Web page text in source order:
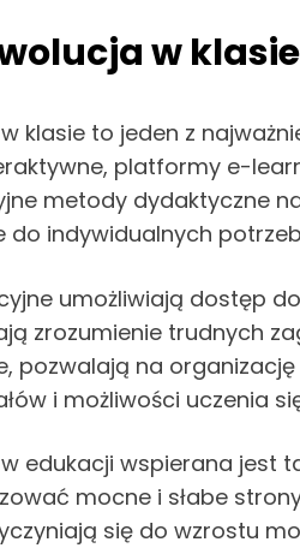
w
klasie to jeden z
platformy e-
metody dydaktyczne
do indywidualnych
umożliwiają dostęp
zrozumienie trudnych
pozwalają na
i możliwości uczenia
edukacji wspierana jest
mocne i słabe
się do wzrostu